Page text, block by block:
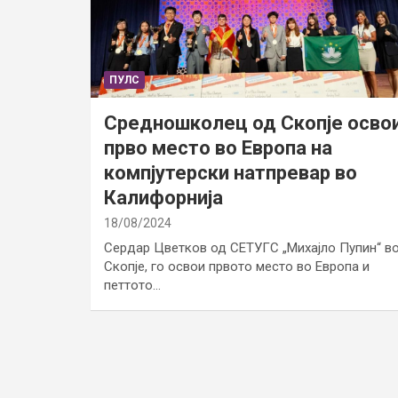
ПУЛС
Средношколец од Скопје
прво место во Европа на
компјутерски натпревар во
Калифорнија
18/08/2024
Сердар Цветков од СЕТУГС „Михајло Пупин“
Скопје, го освои првото место во Европа и
петтото…